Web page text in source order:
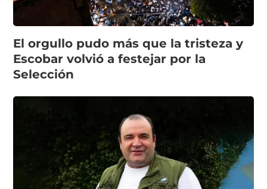
El orgullo pudo más que la tristeza y
Escobar volvió a festejar por la
Selección